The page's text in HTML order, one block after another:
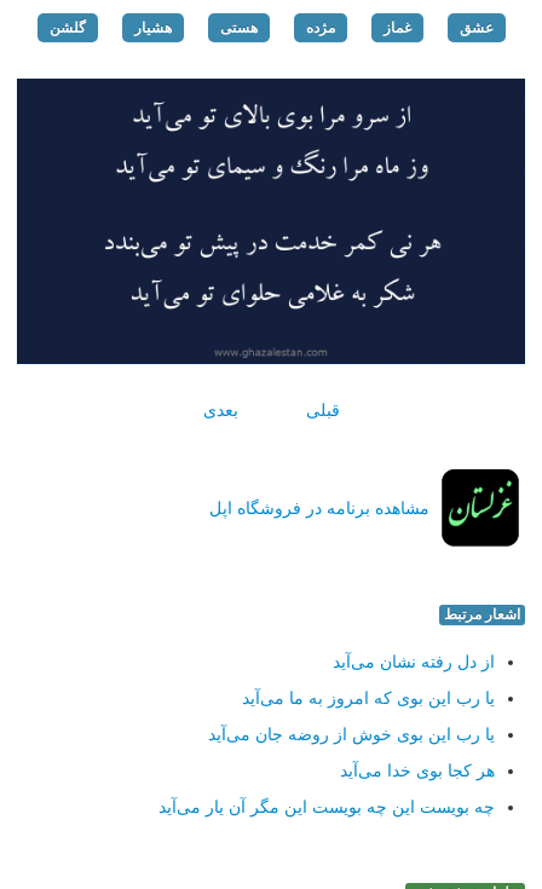
عشق غماز مژده هستی هشیار گلشن
قبلی بعدی
مشاهده برنامه در فروشگاه اپل
اشعار مرتبط
از دل رفته نشان می‌آید
یا رب این بوی كه امروز به ما می‌آید
یا رب این بوی خوش از روضه جان می‌آید
هر كجا بوی خدا می‌آید
چه بویست این چه بویست این مگر آن یار می‌آید